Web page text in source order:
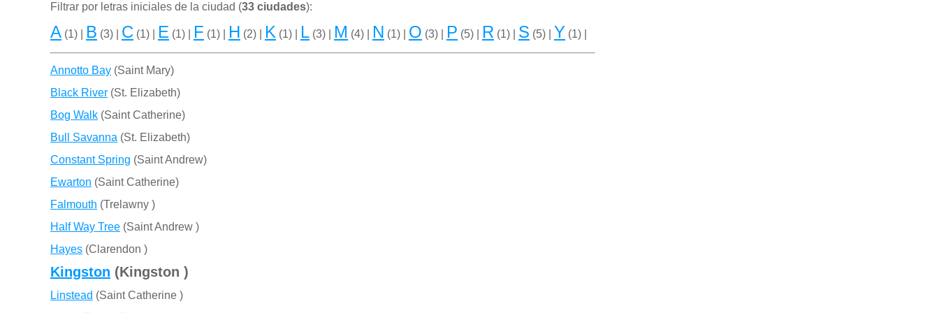
Filtrar por letras iniciales de la ciudad (33 ciudades):
A (1) | B (3) | C (1) | E (1) | F (1) | H (2) | K (1) | L (3) | M (4) | N (1) | O (3) | P (5) | R (1) | S (5) | Y (1) |
Annotto Bay (Saint Mary)
Black River (St. Elizabeth)
Bog Walk (Saint Catherine)
Bull Savanna (St. Elizabeth)
Constant Spring (Saint Andrew)
Ewarton (Saint Catherine)
Falmouth (Trelawny )
Half Way Tree (Saint Andrew )
Hayes (Clarendon )
Kingston (Kingston )
Linstead (Saint Catherine )